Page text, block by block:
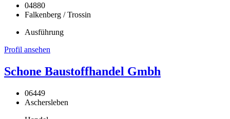
04880
Falkenberg / Trossin
Ausführung
Profil ansehen
Schone Baustoffhandel Gmbh
06449
Aschersleben